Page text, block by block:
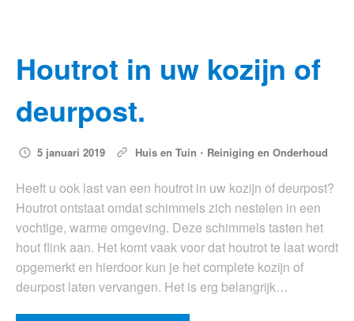
Houtrot in uw kozijn of
deurpost.
5 januari 2019 Huis en Tuin • Reiniging en Onderhoud
Heeft u ook last van een houtrot in uw kozijn of deurpost?
Houtrot ontstaat omdat schimmels zich nestelen in een
vochtige, warme omgeving. Deze schimmels tasten het
hout flink aan. Het komt vaak voor dat houtrot te laat wordt
opgemerkt en hierdoor kun je het complete kozijn of
deurpost laten vervangen. Het is erg belangrijk…